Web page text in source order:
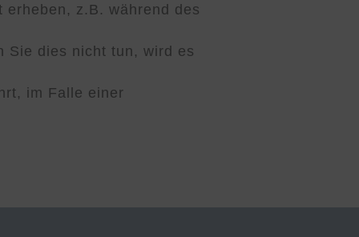
z.B. während des
Sie dies nicht tun, wird es
im Falle einer